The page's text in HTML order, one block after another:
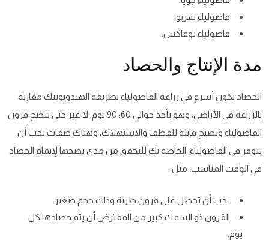
فاصولياء سربو.
فاصولياء نوفاكس.
مدة الإنتاج والحصاد
الحصاد يكون أسرع في زراعة الفاصولياء بطريقة الهيدوبونيك مقارنة
بالزراعة في الأراضي، وهو يأخذ حوالي 60: 90 يوم. لا غير حتى تنضج قرون
الفاصولياء وتصبح قابلة للقطف والاستهلاك، وهناك صفات يجب أن
تتوفر في الفاصولياء. الخاصة بك للتحقق من مدى نضجها لإتمام الحصاد
في الوقت المناسب، مثل:
يجب أن تحصل على قرون طرية وذات حجم صغير.
القرون ذو السمك كبير من المفترض أن يتم حصادها كل
يوم.